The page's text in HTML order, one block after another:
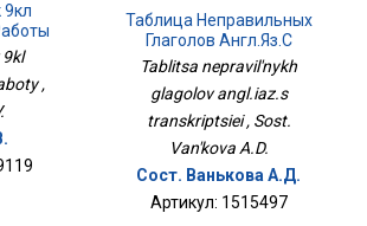
9кл
,
Таблица Неправильных
Глаголов Англ.яз.с
Транскрипцией
Tablitsa nepravil'nykh
glagolov angl.iaz.s
transkriptsiei , Sost.
Van'kova A.D.
Сост. Ванькова А.Д.
Артикул: 1515497